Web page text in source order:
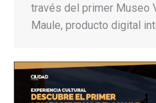
través del primer Museo
Maule, producto digital